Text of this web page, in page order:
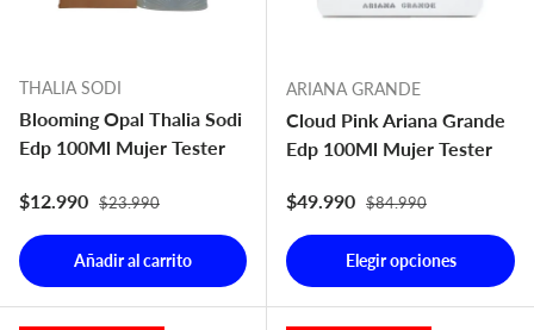
THALIA SODI
Blooming Opal Thalia Sodi
Edp 100Ml Mujer Tester
Precio de venta
$12.990 Precio normal
$23.990
Añadir al carrito
ARIANA GRANDE
Cloud Pink Ariana Grande
Edp 100Ml Mujer Tester
Precio de venta
$49.990 Precio normal
$84.990
Elegir opciones